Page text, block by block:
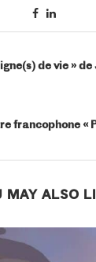
de vie »
francophone «
MAY ALSO